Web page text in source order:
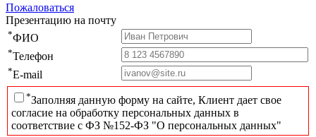
Пожаловаться
Презентацию на почту
*ФИО
*Телефон
*E-mail
*Заполняя данную форму на сайте, Клиент дает свое
согласие на обработку персональных данных в
соответствие с ФЗ №152-ФЗ "О персональных данных"